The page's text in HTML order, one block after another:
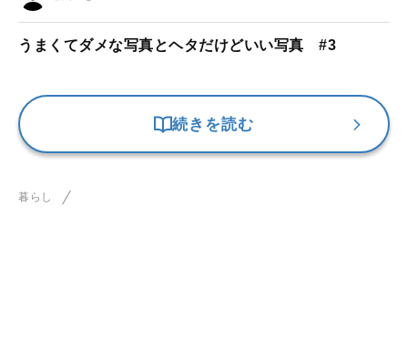
うまくてダメな写真とヘタだけどいい写真 #3
続きを読む
暮らし